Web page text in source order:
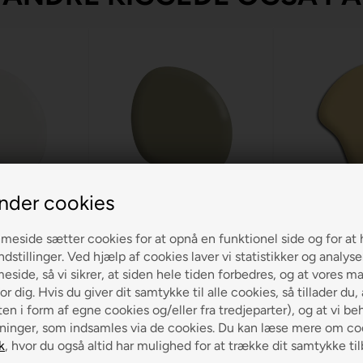
cookies
sætter cookies for at opnå en funktionel side og for at
Ved hjælp af cookies laver vi statistikker og
så vi sikrer, at siden hele tiden forbedres, og at vores
dig. Hvis du giver dit samtykke til alle cookies, så tillader
i form af egne cookies og/eller fra tredjeparter), og at vi
som indsamles via de cookies. Du kan læse mere om
, hvor du også altid har mulighed for at trække dit samtykke
Hvit
Jotun Green Tea 8493
190,00
LÆG I KURVEN
190,00
LÆG I